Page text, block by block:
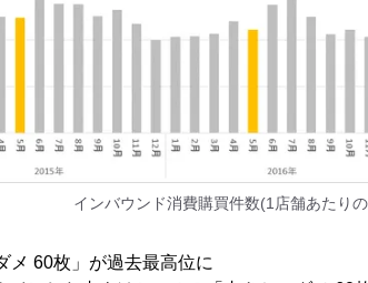
インバウンド消費購買件数(1店舗あたり
メ 60枚」が過去最高位に